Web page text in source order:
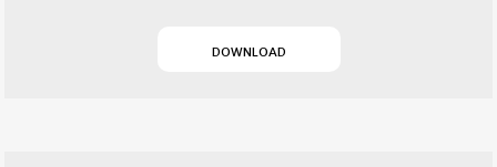
DOWNLOAD(SI APRE IN UN NUOVO